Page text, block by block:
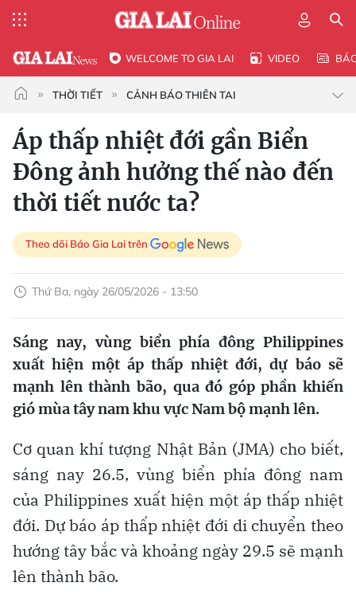
WELCOME TO GIA LAI VIDEO
THỜI TIẾT CẢNH BÁO THIÊN TAI
Áp thấp nhiệt đới gần Biển
Đông ảnh hưởng thế nào đến
thời tiết nước ta?
Theo dõi Báo Gia Lai trên
Thứ Ba, ngày 26/05/2026 - 13:50
Sáng nay, vùng biển phía đông Philippines
xuất hiện một áp thấp nhiệt đới, dự báo sẽ
mạnh lên thành bão, qua đó góp phần khiến
gió mùa tây nam khu vực Nam bộ mạnh lên.
Cơ quan khí tượng Nhật Bản (JMA) cho biết,
sáng nay 26.5, vùng biển phía đông nam
của Philippines xuất hiện một áp thấp nhiệt
đới. Dự báo áp thấp nhiệt đới di chuyển theo
hướng tây bắc và khoảng ngày 29.5 sẽ mạnh
lên thành bão.